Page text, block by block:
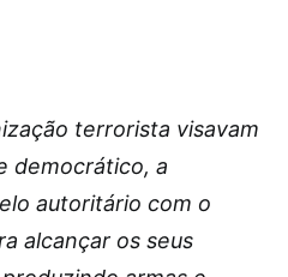
terrorista visavam
democrático, a
autoritário com o
alcançar os seus